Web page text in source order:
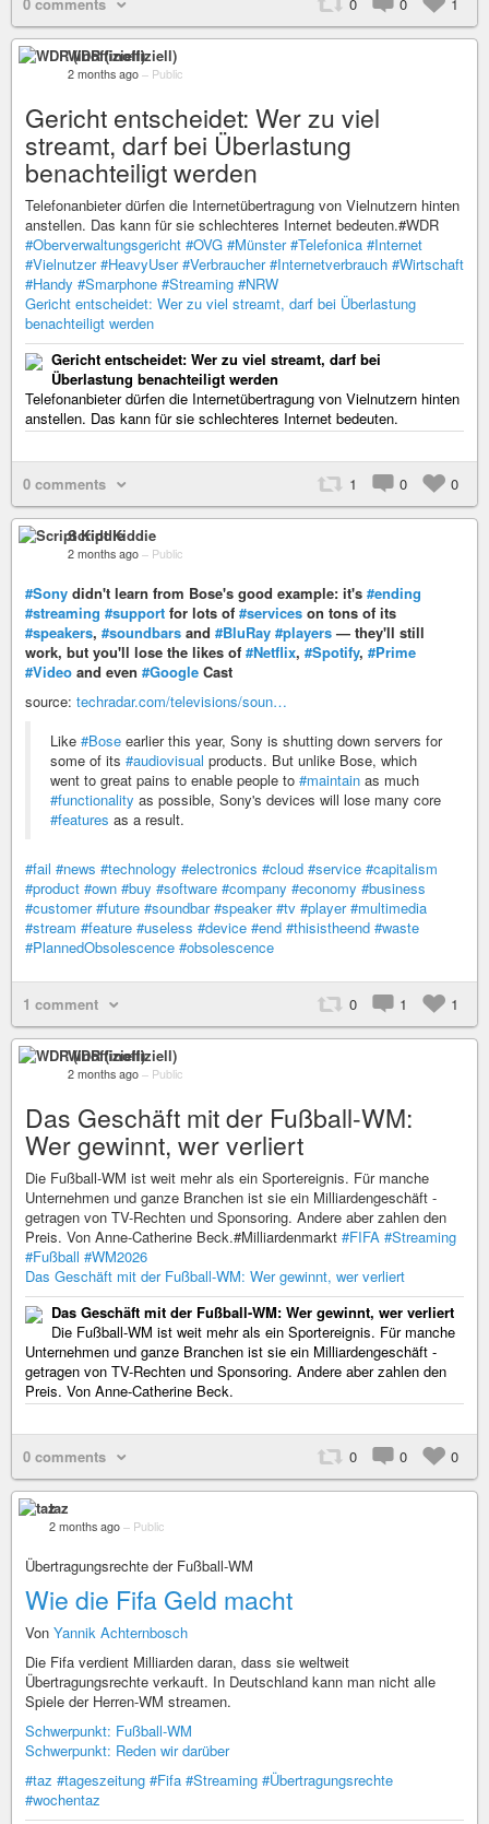
WDR (inoffiziell)
2 months ago – Public
Gericht entscheidet: Wer zu viel
streamt, darf bei Überlastung
benachteiligt werden
Telefonanbieter dürfen die Internetübertragung von Vielnutzern hinten
anstellen. Das kann für sie schlechteres Internet bedeuten.#WDR
#Oberverwaltungsgericht #OVG #Münster #Telefonica #Internet
#Vielnutzer #HeavyUser #Verbraucher #Internetverbrauch #Wirtschaft
#Handy #Smarphone #Streaming #NRW
Gericht entscheidet: Wer zu viel streamt, darf bei Überlastung
benachteiligt werden
Gericht entscheidet: Wer zu viel streamt, darf bei
Überlastung benachteiligt werden
Telefonanbieter dürfen die Internetübertragung von Vielnutzern hinten
anstellen. Das kann für sie schlechteres Internet bedeuten.
0 comments 1 0 0
Script Kiddie
2 months ago – Public
#Sony didn't learn from Bose's good example: it's #ending
#streaming #support for lots of #services on tons of its
#speakers, #soundbars and #BluRay #players — they'll still
work, but you'll lose the likes of #Netflix, #Spotify, #Prime
#Video and even #Google Cast
source: techradar.com/televisions/soun…
Like #Bose earlier this year, Sony is shutting down servers for
some of its #audiovisual products. But unlike Bose, which
went to great pains to enable people to #maintain as much
#functionality as possible, Sony's devices will lose many core
#features as a result.
#fail #news #technology #electronics #cloud #service #capitalism
#product #own #buy #software #company #economy #business
#customer #future #soundbar #speaker #tv #player #multimedia
#stream #feature #useless #device #end #thisistheend #waste
#PlannedObsolescence #obsolescence
1 comment 0 1 1
WDR (inoffiziell)
2 months ago – Public
Das Geschäft mit der Fußball-WM:
Wer gewinnt, wer verliert
Die Fußball-WM ist weit mehr als ein Sportereignis. Für manche
Unternehmen und ganze Branchen ist sie ein Milliardengeschäft -
getragen von TV-Rechten und Sponsoring. Andere aber zahlen den
Preis. Von Anne-Catherine Beck.#Milliardenmarkt #FIFA #Streaming
#Fußball #WM2026
Das Geschäft mit der Fußball-WM: Wer gewinnt, wer verliert
Das Geschäft mit der Fußball-WM: Wer gewinnt, wer verliert
Die Fußball-WM ist weit mehr als ein Sportereignis. Für manche
Unternehmen und ganze Branchen ist sie ein Milliardengeschäft -
getragen von TV-Rechten und Sponsoring. Andere aber zahlen den
Preis. Von Anne-Catherine Beck.
0 comments 0 0 0
taz
2 months ago – Public
Übertragungsrechte der Fußball-WM
Wie die Fifa Geld macht
Von Yannik Achternbosch
Die Fifa verdient Milliarden daran, dass sie weltweit
Übertragungsrechte verkauft. In Deutschland kann man nicht alle
Spiele der Herren-WM streamen.
Schwerpunkt: Fußball-WM
Schwerpunkt: Reden wir darüber
#taz #tageszeitung #Fifa #Streaming #Übertragungsrechte
#wochentaz